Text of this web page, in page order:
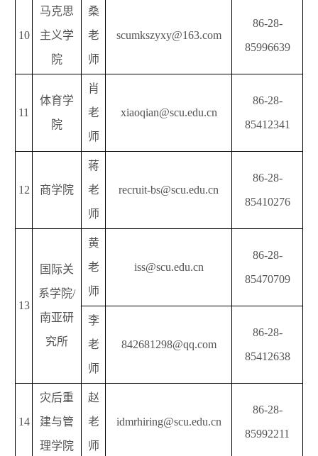
10
马克思
主义学
院
桑
老
师
scumkszyxy@163.com
86-28-
85996639
11
体育学
院
肖
老
师
xiaoqian@scu.edu.cn
86-28-
85412341
12 商学院
蒋
老
师
recruit-bs@scu.edu.cn
86-28-
85410276
13
国际关
系学院/
南亚研
究所
黄
老
师
iss@scu.edu.cn
86-28-
85470709
李
老
师
842681298@qq.com
86-28-
85412638
14
灾后重
建与管
理学院
赵
老
师
idmrhiring@scu.edu.cn
86-28-
85992211